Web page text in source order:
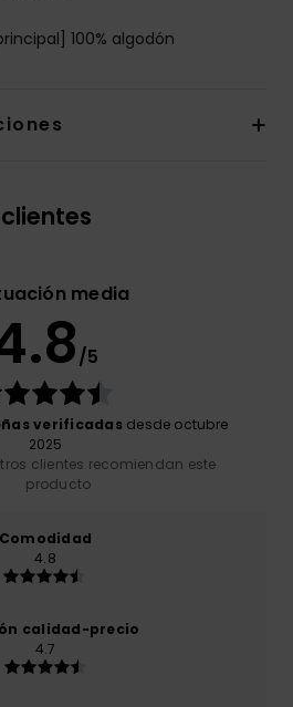
100% algodón
media
/5
verificadasdesde octubre
2025
clientes recomiendan este
producto
Comodidad
4.8
calidad-precio
4.7